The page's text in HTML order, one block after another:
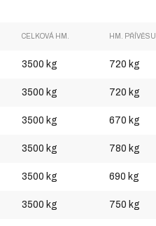
CELKOVÁ HM. HM. PŘÍVĚSU
3500 kg 720 kg
3500 kg 720 kg
3500 kg 670 kg
3500 kg 780 kg
3500 kg 690 kg
3500 kg 750 kg